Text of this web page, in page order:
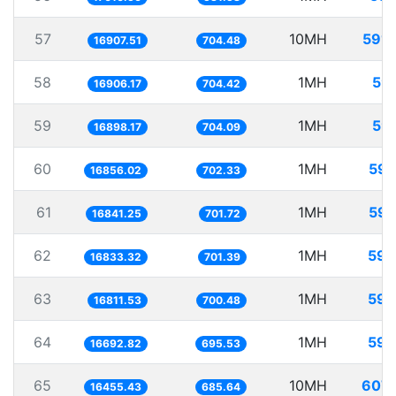
57 16907.51 704.48 10MH
58 16906.17 704.42 1MH
59 16898.17 704.09 1MH
60 16856.02 702.33 1MH
61 16841.25 701.72 1MH
62 16833.32 701.39 1MH
63 16811.53 700.48 1MH
64 16692.82 695.53 1MH
65 16455.43 685.64 10MH